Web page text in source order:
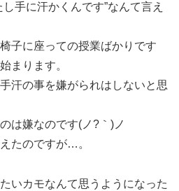
手に汗かくんです”なんて言え
子に座っての授業ばかりです
まります。
汗の事を嫌がられはしないと思
は嫌なのです(ノ?｀)ノ
たのですが…。
いカモなんて思うようになった